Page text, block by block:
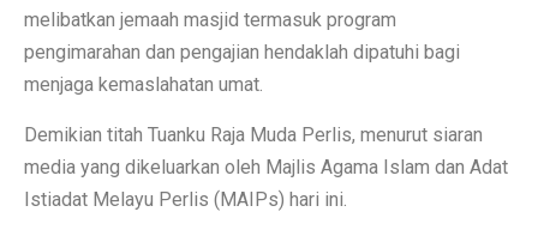
melibatkan jemaah masjid termasuk program
pengimarahan dan pengajian hendaklah dipatuhi bagi
menjaga kemaslahatan umat.
Demikian titah Tuanku Raja Muda Perlis, menurut siaran
media yang dikeluarkan oleh Majlis Agama Islam dan Adat
Istiadat Melayu Perlis (MAIPs) hari ini.